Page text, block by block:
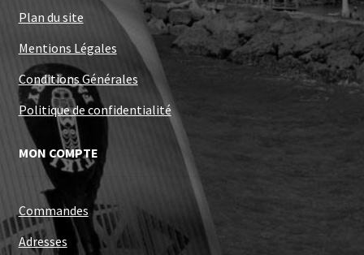
Plan du site
Mentions Légales
Conditions Générales
Politique de confidentialité
MON COMPTE
Commandes
Adresses